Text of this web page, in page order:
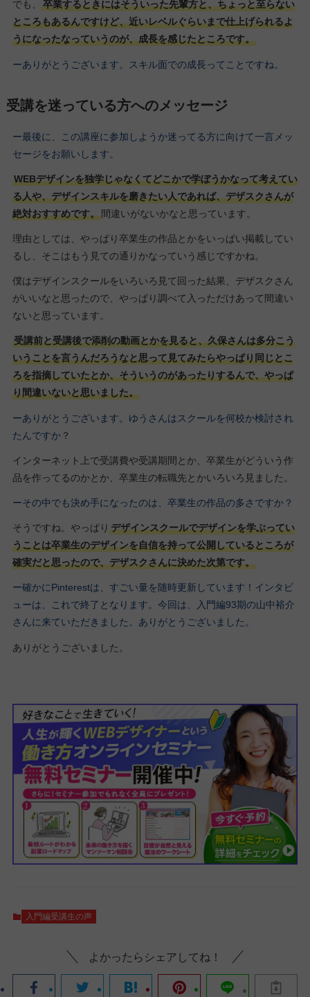
でも、
卒業するときにはそういった先輩方と、ちょっと至らない
ところもあるんですけど、近いレベルぐらいまで仕上げられるよ
うになったなっていうのが、成長を感じたところです。
ーありがとうございます。スキル面での成長ってことですね。
受講を迷っている方へのメッセージ
ー最後に、この講座に参加しようか迷ってる方に向けて一言メッ
セージをお願いします。
WEBデザインを独学じゃなくてどこかで学ぼうかなって考えてい
る人や、デザインスキルを磨きたい人であれば、デザスクさんが
絶対おすすめです。間違いがないかなと思っています。
理由としては、やっぱり卒業生の作品とかをいっぱい掲載してい
るし、そこはもう見ての通りかなっていう感じですかね。
僕はデザインスクールをいろいろ見て回った結果、デザスクさん
がいいなと思ったので、やっぱり調べて入っただけあって間違い
ないと思っています。
受講前と受講後で添削の動画とかを見ると、久保さんは多分こう
いうことを言うんだろうなと思って見てみたらやっぱり同じとこ
ろを指摘していたとか、そういうのがあったりするんで、やっぱ
り間違いないと思いました。
ーありがとうございます。ゆうさんはスクールを何校か検討され
たんですか？
インターネット上で受講費や受講期間とか、卒業生がどういう作
品を作ってるのかとか、卒業生の転職先とかいろいろ見ました。
ーその中でも決め手になったのは、卒業生の作品の多さですか？
そうですね。やっぱり デザインスクールでデザインを学ぶってい
うことは卒業生のデザインを自信を持って公開しているところが
確実だと思ったので、デザスクさんに決めた次第です。
ー確かにPinterestは、すごい量を随時更新しています！インタビ
ューは、これで終了となります。今回は、入門編93期の山中裕介
さんに来ていただきました。ありがとうございました。
ありがとうございました。
入門編受講生の声
よかったらシェアしてね！